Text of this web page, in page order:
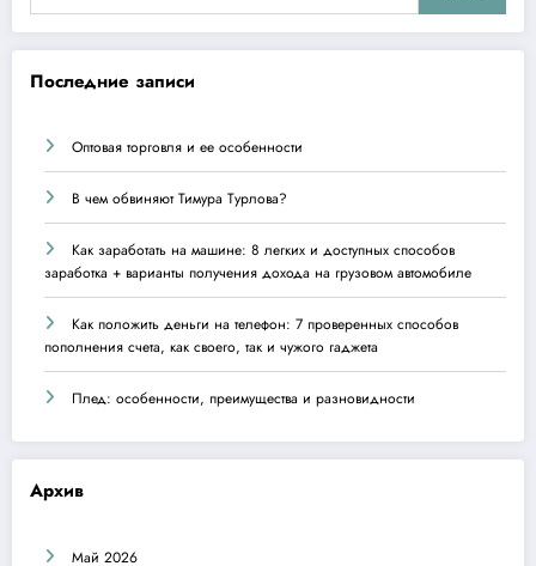
Последние записи
Оптовая торговля и ее особенности
В чем обвиняют Тимура Турлова?
Как заработать на машине: 8 легких и доступных способов
заработка + варианты получения дохода на грузовом автомобиле
Как положить деньги на телефон: 7 проверенных способов
пополнения счета, как своего, так и чужого гаджета
Плед: особенности, преимущества и разновидности
Архив
Май 2026